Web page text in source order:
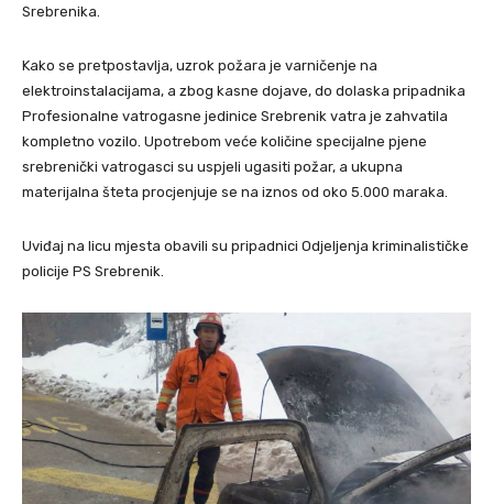
Srebrenika.
Kako se pretpostavlja, uzrok požara je varničenje na
elektroinstalacijama, a zbog kasne dojave, do dolaska pripadnika
Profesionalne vatrogasne jedinice Srebrenik vatra je zahvatila
kompletno vozilo. Upotrebom veće količine specijalne pjene
srebrenički vatrogasci su uspjeli ugasiti požar, a ukupna
materijalna šteta procjenjuje se na iznos od oko 5.000 maraka.
Uviđaj na licu mjesta obavili su pripadnici Odjeljenja kriminalističke
policije PS Srebrenik.